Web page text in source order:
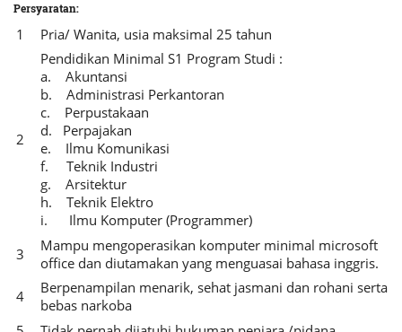
Persyaratan:
Pria/ Wanita, usia maksimal 25 tahun
Pendidikan Minimal S1 Program Studi :
a. Akuntansi
b. Administrasi Perkantoran
c. Perpustakaan
d. Perpajakan
e. Ilmu Komunikasi
f. Teknik Industri
g. Arsitektur
h. Teknik Elektro
i. Ilmu Komputer (Programmer)
Mampu mengoperasikan komputer minimal microsoft
office dan diutamakan yang menguasai bahasa inggris.
Berpenampilan menarik, sehat jasmani dan rohani serta
bebas narkoba